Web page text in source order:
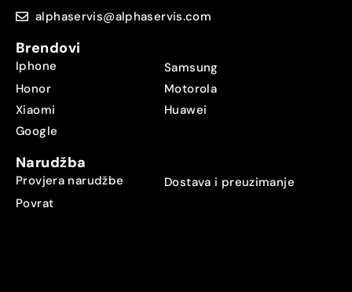
alphaservis@alphaservis.com
Brendovi
Iphone
Samsung
Honor
Motorola
Xiaomi
Huawei
Google
Narudžba
Provjera narudžbe
Dostava i preuzimanje
Povrat